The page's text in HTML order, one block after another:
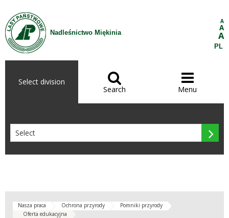
Skip to Content
Nadleśnictwo Miękinia
A
A
A
PL
Select division 
Search

Menu

Nasza praca Ochrona przyrody
Pomniki przyrody
Oferta edukacyjna